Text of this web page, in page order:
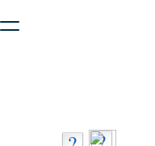
безопасную работу с